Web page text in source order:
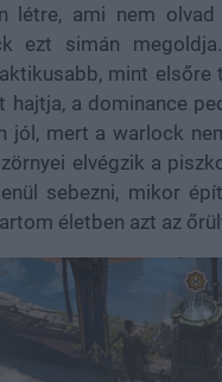
létre, ami nem
ezt simán
mint
hajtja, a dominance
jól, mert a warlock
elvégzik a
sebezni, mikor
életben azt az